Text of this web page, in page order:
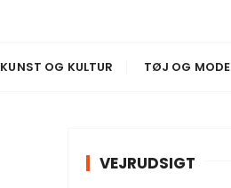
KUNST OG KULTUR TØJ OG MODE
VEJRUDSIGT